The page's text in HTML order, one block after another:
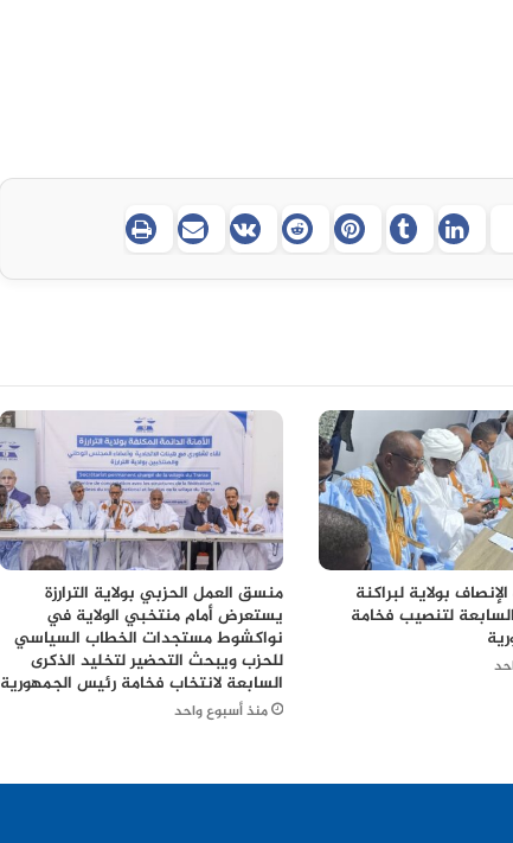
بولاية لبراكنة
لتنصيب فخامة
منسق العمل الحزبي بولاية الترارزة
يستعرض أمام منتخبي الولاية في
نواكشوط مستجدات الخطاب السياسي
للحزب ويبحث التحضير لتخليد الذكرى
السابعة لانتخاب فخامة رئيس الجمهورية
منذ أسبوع واحد